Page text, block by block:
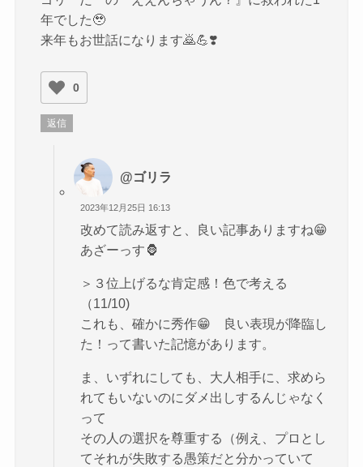
年でした🥹
来年もお世話になります🙇💪❣️
0
返信
@ゴリラ
2023年12月25日 16:13
改めて読み返すと、良い記事ありますね😁
あざーっす🦍
＞３位上げるな肯定感！色で考える
（11/10)
これも、確かに秀作😁 良い表現が降臨し
た！って書いた記憶があります。
ま、いずれにしても、大人相手に、求めら
れてもいないのにダメ出しするんじゃなく
って
その人の選択を尊重する（例え、プロとし
てそれが失敗する愚策だと分かっていて